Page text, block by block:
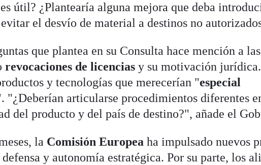
útil? ¿Plantearía alguna mejora que deba
el desvío de material a destinos no
que plantea en su Consulta hace mención a las
revocaciones de licenciasy su motivación
y tecnologías que merecerían "especial
"¿Deberían articularse procedimientos diferentes
del producto y del país de destino?", añade el
la Comisión Europeaha impulsado nuevos
y autonomía estratégica. Por su parte, los